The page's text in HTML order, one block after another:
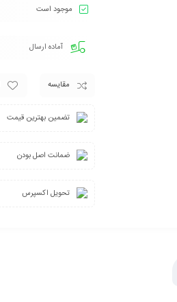
موجود است
آماده ارسال
مقایسه
تضمین بهترین قیمت
ضمانت اصل بودن
تحویل اکسپرس